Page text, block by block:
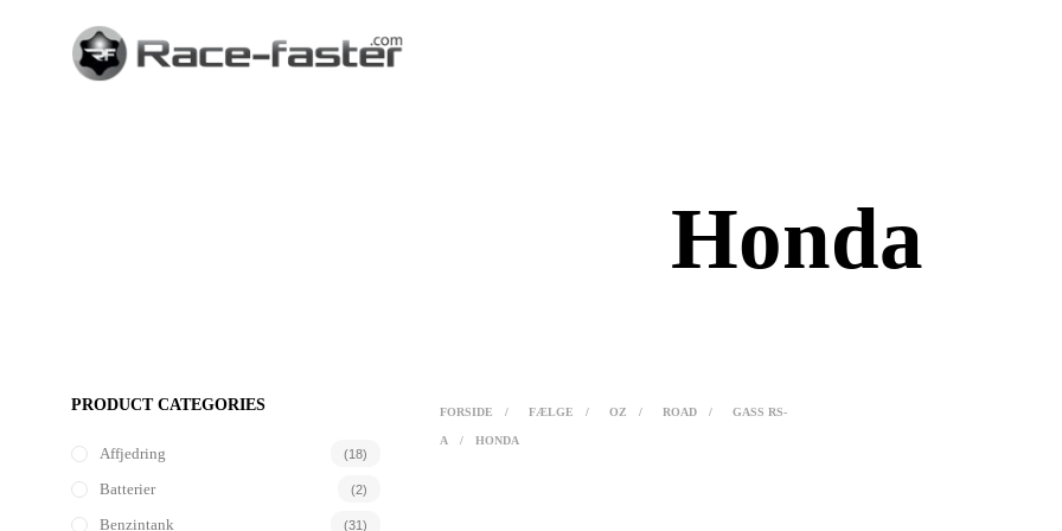
Honda
PRODUCT CATEGORIES
Affjedring (18)
Batterier (2)
Benzintank (31)
FORSIDE / FÆLGE / OZ / ROAD / GASS RS-
A / HONDA